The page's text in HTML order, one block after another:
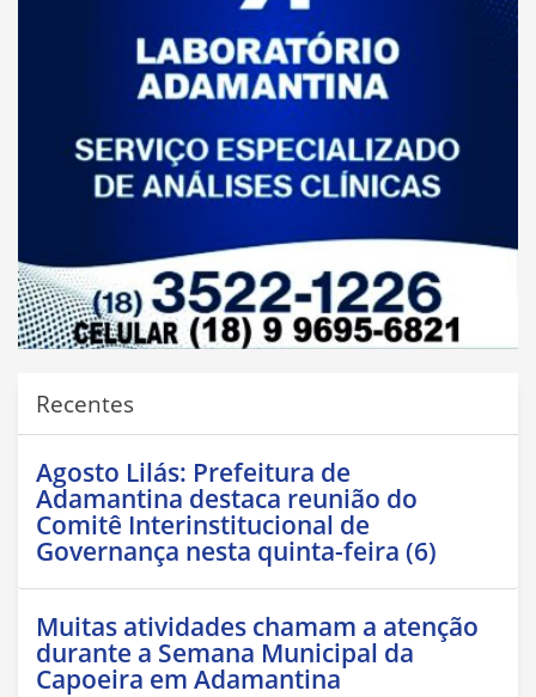
Recentes
Agosto Lilás: Prefeitura de
Adamantina destaca reunião do
Comitê Interinstitucional de
Governança nesta quinta-feira (6)
Muitas atividades chamam a atenção
durante a Semana Municipal da
Capoeira em Adamantina